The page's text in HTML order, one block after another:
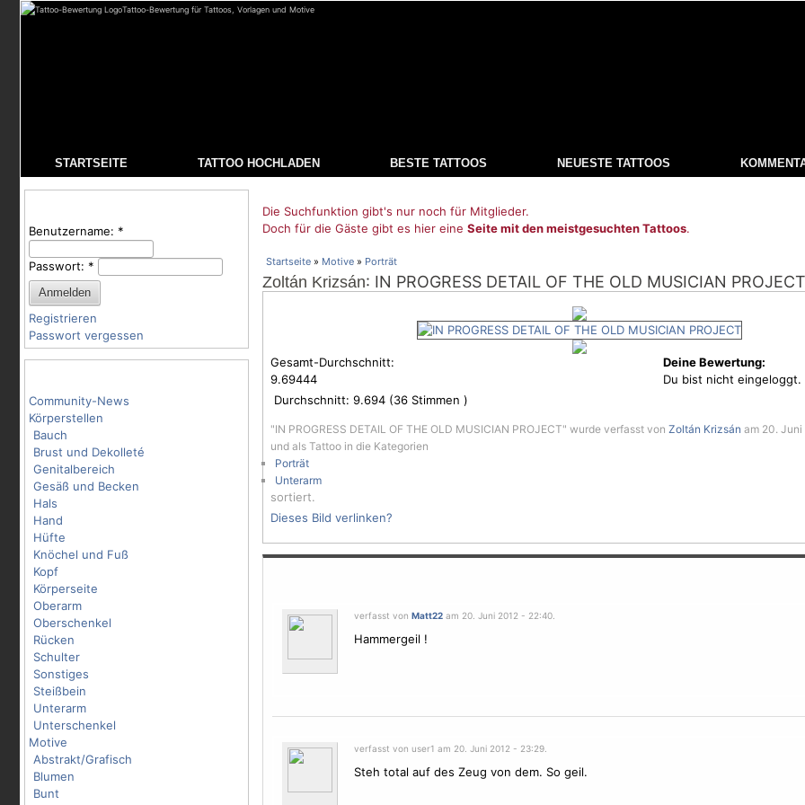
Tattoo-Bewertung für Tattoos, Vorlagen und Motive
STARTSEITE TATTOO HOCHLADEN BESTE TATTOOS NEUESTE TATTOOS
Benutzername: *
Passwort: *
Registrieren
Passwort vergessen
Community-News
Körperstellen
Bauch
Brust und Dekolleté
Genitalbereich
Gesäß und Becken
Hals
Hand
Hüfte
Knöchel und Fuß
Kopf
Körperseite
Oberarm
Oberschenkel
Rücken
Schulter
Sonstiges
Steißbein
Unterarm
Unterschenkel
Motive
Abstrakt/Grafisch
Blumen
Bunt
Die Suchfunktion gibt's nur noch für Mitglieder.
Doch für die Gäste gibt es hier eine Seite mit den meistgesuchten Tattoos.
Startseite » Motive » Porträt
Zoltán Krizsán: IN PROGRESS DETAIL OF THE OLD MUSICIAN PROJECT
Gesamt-Durchschnitt:
9.69444
Durchschnitt: 9.694 (36 Stimmen )
Deine Bewertung:
Du bist nicht eingeloggt.
"IN PROGRESS DETAIL OF THE OLD MUSICIAN PROJECT" wurde verfasst von Zoltán Krizsán am 20.
und als Tattoo in die Kategorien
Porträt
Unterarm
sortiert.
Dieses Bild verlinken?
verfasst von Matt22am 20. Juni 2012 - 22:40.
Hammergeil !
verfasst von user1 am 20. Juni 2012 - 23:29.
Steh total auf des Zeug von dem. So geil.